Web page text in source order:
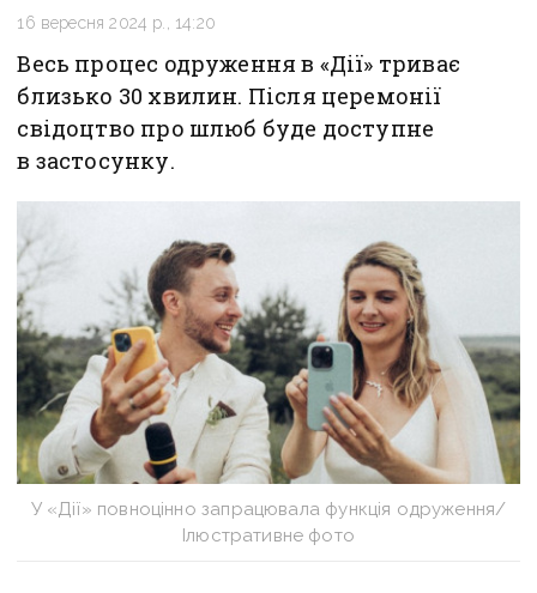
16 вересня 2024 р., 14:20
Весь процес одруження в «Дії» триває
близько 30 хвилин. Після церемонії
свідоцтво про шлюб буде доступне
в застосунку.
У «Дії» повноцінно запрацювала функція одруження/
Ілюстративне фото